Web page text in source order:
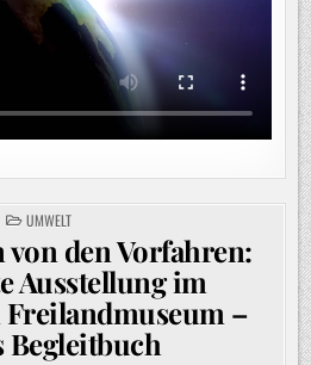
POSTED
IN
UMWELT
von den Vorfahren:
Ausstellung im
–
Begleitbuch